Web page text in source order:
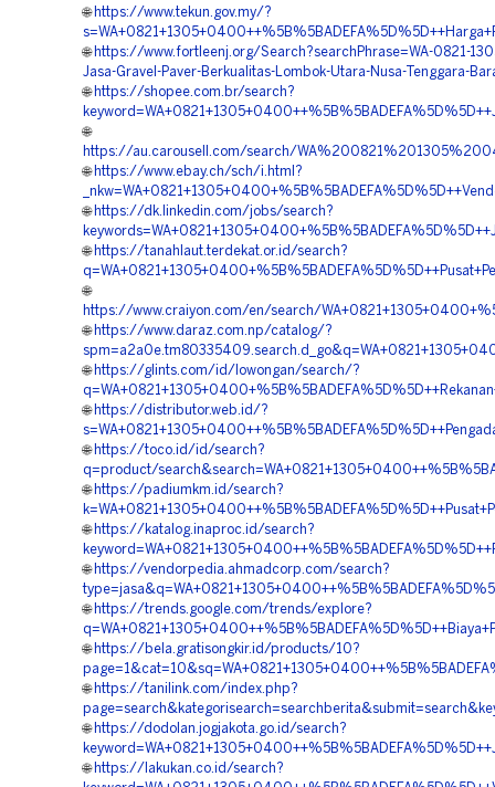
🌐 https://www.tekun.gov.my/?
🌐 https://www.fortleenj.org/Search?searchPhrase=WA-0821-
Jasa-Gravel-Paver-Berkualitas-Lombok-Utara-Nusa-Tenggara-
🌐 https://shopee.com.br/search?
🌐
https://au.carousell.com/search/
🌐 https://www.ebay.ch/sch/i.html?
🌐 https://dk.linkedin.com/jobs/search?
🌐 https://tanahlaut.terdekat.or.id/search?
🌐
https://www.craiyon.com/en/search/
🌐 https://www.daraz.com.np/catalog/?
🌐 https://glints.com/id/lowongan/search/?
🌐 https://distributor.web.id/?
🌐 https://toco.id/id/search?
q=product/
🌐 https://padiumkm.id/search?
🌐 https://katalog.inaproc.id/search?
🌐 https://vendorpedia.ahmadcorp.com/search?
🌐 https://trends.google.com/trends/explore?
🌐 https://bela.gratisongkir.id/products/10?
🌐 https://tanilink.com/index.php?
🌐 https://dodolan.jogjakota.go.id/search?
🌐 https://lakukan.co.id/search?